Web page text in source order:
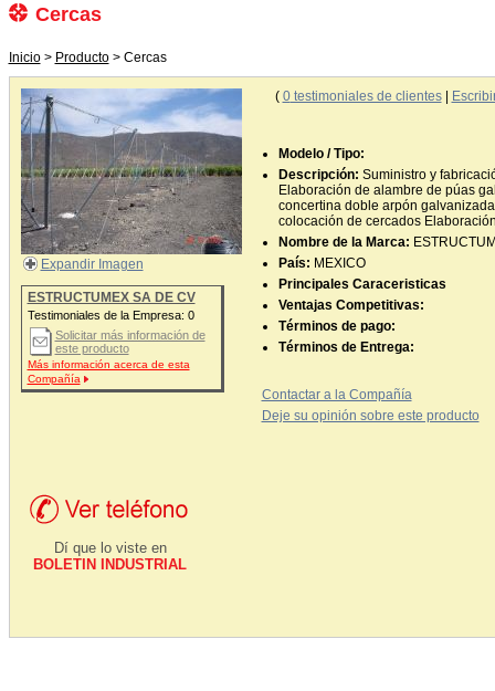
Cercas
Inicio> Producto> Cercas
Expandir Imagen
ESTRUCTUMEX SA DE CV
Testimoniales de la Empresa: 0
Solicitar más información de
este producto
Más información acerca de esta
Compañía
Dí que lo viste en
BOLETIN INDUSTRIAL
( 0testimoniales de clientes|
Modelo / Tipo:
Descripción: Suministro y
Elaboración de alambre de púas
concertina doble arpón
colocación de cercados
Nombre de la Marca:
País: MEXICO
Principales Caraceristicas
Ventajas Competitivas:
Términos de pago:
Términos de Entrega:
Contactar a la Compañía
Deje su opinión sobre este producto